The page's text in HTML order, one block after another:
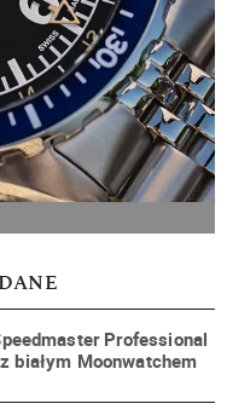
Professional
białym Moonwatchem